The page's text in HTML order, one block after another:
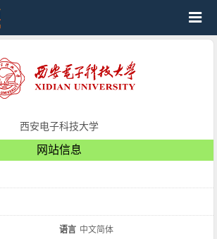
西安电子科技大学
网站信息
语言 中文简体